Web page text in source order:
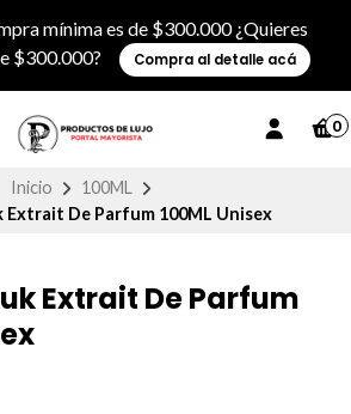
mínima es de $300.000 ¿Quieres
$300.000?
Compra al detalle acá
0
Inicio
100ML
Extrait De Parfum 100ML Unisex
Extrait De Parfum